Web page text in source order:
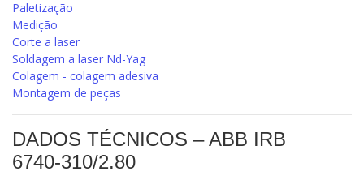
Paletização
Medição
Corte a laser
Soldagem a laser Nd-Yag
Colagem - colagem adesiva
Montagem de peças
DADOS TÉCNICOS – ABB IRB
6740‑310/2.80